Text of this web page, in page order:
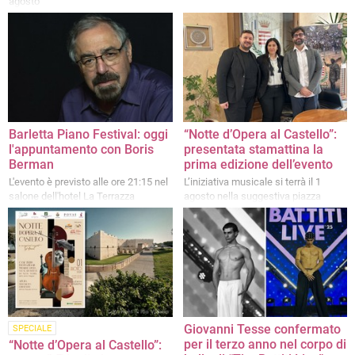
Barletta Piano Festival: oggi
l'appuntamento con Boris
Berman
L'evento è previsto alle ore 21:15 nel
salone dell'hotel La Terrazza
“Notte d’Opera al Castello”:
presentata stamattina la
prima edizione dell’evento
L’iniziativa musicale si terrà il 1
agosto nella suggestiva piazza
d’Armi del Castello
SPECIALE
“Notte d’Opera al Castello”:
Giovanni Tesse confermato
per il terzo anno nel corpo di